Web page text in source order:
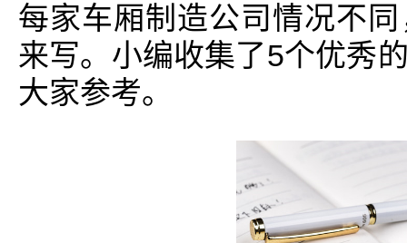
每家车厢制造公司情况不
来写。小编收集了5个优秀
大家参考。